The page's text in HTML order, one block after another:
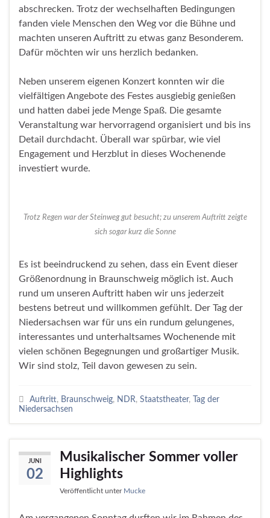
abschrecken. Trotz der wechselhaften Bedingungen
fanden viele Menschen den Weg vor die Bühne und
machten unseren Auftritt zu etwas ganz Besonderem.
Dafür möchten wir uns herzlich bedanken.
Neben unserem eigenen Konzert konnten wir die
vielfältigen Angebote des Festes ausgiebig genießen
und hatten dabei jede Menge Spaß. Die gesamte
Veranstaltung war hervorragend organisiert und bis ins
Detail durchdacht. Überall war spürbar, wie viel
Engagement und Herzblut in dieses Wochenende
investiert wurde.
Trotz Regen war der Steinweg gut besucht; zu unserem Auftritt zeigte
sich sogar kurz die Sonne
Es ist beeindruckend zu sehen, dass ein Event dieser
Größenordnung in Braunschweig möglich ist. Auch
rund um unseren Auftritt haben wir uns jederzeit
bestens betreut und willkommen gefühlt. Der Tag der
Niedersachsen war für uns ein rundum gelungenes,
interessantes und unterhaltsames Wochenende mit
vielen schönen Begegnungen und großartiger Musik.
Wir sind stolz, Teil davon gewesen zu sein.
Auftritt, Braunschweig, NDR, Staatstheater,
Tag der
Niedersachsen
JUNI
02
Musikalischer Sommer voller
Highlights
Veröffentlicht unter Mucke